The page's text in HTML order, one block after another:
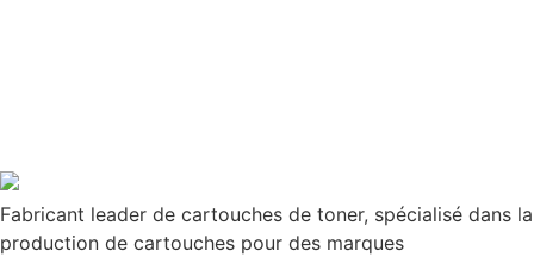
Fabricant leader de cartouches de toner, spécialisé dans la
production de cartouches pour des marques